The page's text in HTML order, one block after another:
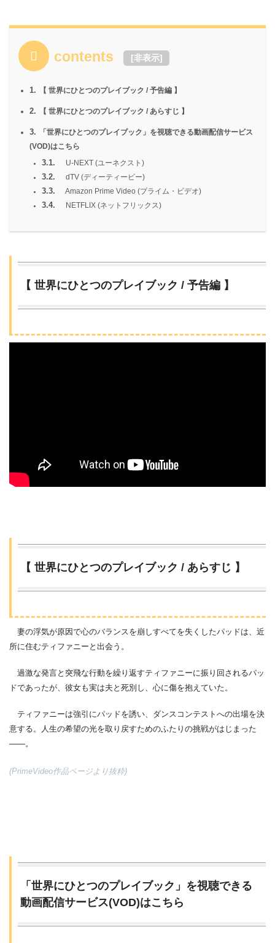
contents [非表示]
1. 【 世界にひとつのプレイブック / 予告編 】
2. 【 世界にひとつのプレイブック / あらすじ 】
3.
「世界にひとつのプレイブック」を視聴できる動画配信サービス
(VOD)はこちら
3.1.
U-NEXT (ユーネクスト)
3.2. dTV (ディーティービー)
3.3. Amazon Prime Video (プライム・ビデオ)
3.4. NETFLIX (ネットフリックス)
【 世界にひとつのプレイブック / 予告編 】
【 世界にひとつのプレイブック / あらすじ 】
妻の浮気が原因で心のバランスを崩しすべてを失くしたパッドは、近
所に住むティファニーと出会う。
過激な発言と突飛な行動を繰り返すティファニーに振り回されるパッ
ドであったが、彼女も実は夫と死別し、心に傷を抱えていた。
ティファニーは強引にパッドを誘い、ダンスコンテストへの出場を決
意する。人生の希望の光を取り戻すためのふたりの挑戦がはじまった
――。
(PrimeVideo作品ページより抜粋)
「世界にひとつのプレイブック」を視聴できる
動画配信サービス(VOD)はこちら